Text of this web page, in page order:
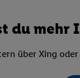
du mehr
über Xing